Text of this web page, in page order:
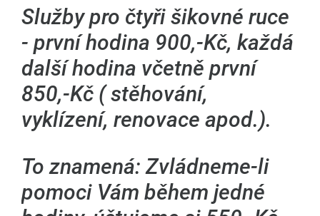
Služby pro čtyři šikovné ruce
- první hodina 900,-Kč, každá
další hodina včetně první
850,-Kč ( stěhování,
vyklízení, renovace apod.).
To znamená: Zvládneme-li
pomoci Vám během jedné